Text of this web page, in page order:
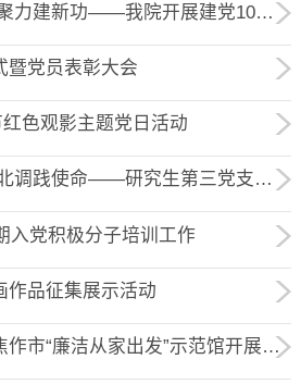
红船启航百五载 凝心聚力建新功——我院开展建党105周年专题党课学习
暨党员表彰大会
色观影主题党日活动
支部共建悟初心 南水北调践使命——研究生第三党支部与人事处党支部开展联合主题党日活动
入党积极分子培训工作
作品征集展示活动
我院组织师生代表赴焦作市“廉洁从家出发”示范馆开展廉洁教育活动